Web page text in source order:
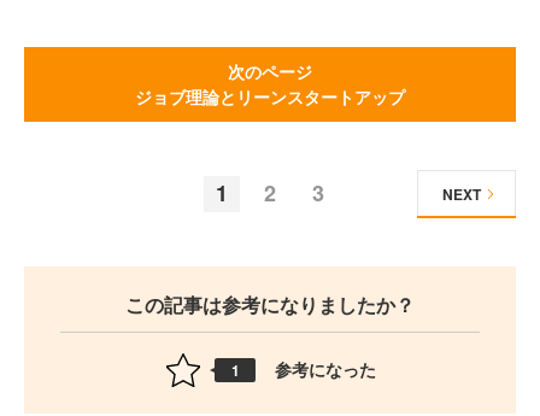
次のページ
ジョブ理論とリーンスタートアップ
1 2 3 NEXT
この記事は参考になりましたか？
1 参考になった